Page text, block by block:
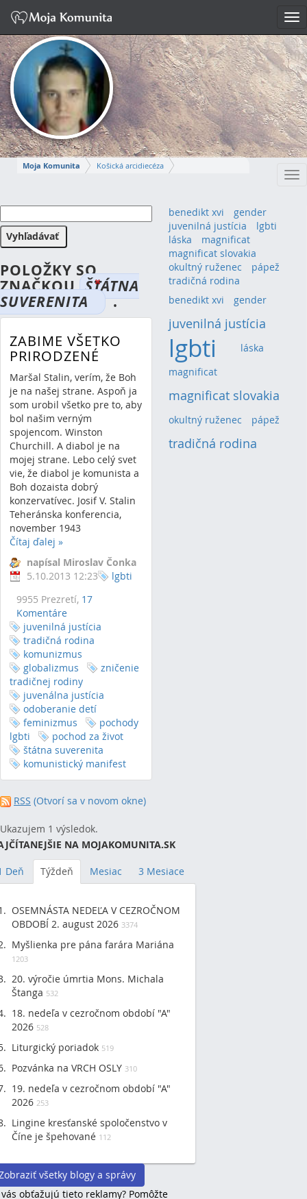
Moja Komunita
Košická arcidiecéza
MIROSLAV
Napísať správu
POLOŽKY SO
ZNAČKOU ŠTÁTNA
SUVERENITA .
ZABIME VŠETKO
PRIRODZENÉ
Maršal Stalin, verím, že Boh
je na našej strane. Aspoň ja
som urobil všetko pre to, aby
bol našim verným
spojencom. Winston
Churchill. A diabol je na
mojej strane. Lebo celý svet
vie, že diabol je komunista a
Boh dozaista dobrý
konzervatívec. Josif V. Stalin
Teheránska konferencia,
november 1943
Čítaj ďalej »
napísal Miroslav Čonka
5.10.2013 12:23
9955 Prezretí, 17
Komentáre
lgbti
juvenilná justícia
tradičná rodina
komunizmus
globalizmus
zničenie
tradičnej rodiny
juvenálna justícia
odoberanie detí
feminizmus
pochody
lgbti
pochod za život
štátna suverenita
komunistický manifest
RSS (Otvorí sa v novom okne)
Ukazujem 1 výsledok.
benedikt xvi
gender
juvenilná justícia
lgbti
láska
magnificat
magnificat slovakia
okultný ruženec
pápež
tradičná rodina
benedikt xvi (1)gender
juvenilná justícia
lgbti (4)láska
magnificat
magnificat slovakia
okultný ruženec (1)pápež
tradičná rodina
NA MOJAKOMUNITA.SK
Deň Týždeň Mesiac 3 Mesiace
OSEMNÁSTA NEDEĽA V CEZROČNOM
OBDOBÍ 2. august 2026 3374
Myšlienka pre pána farára Mariána
1203
20. výročie úmrtia Mons. Michala
Štanga 532
18. nedeľa v cezročnom období "A"
2026 528
Liturgický poriadok 519
Pozvánka na VRCH OSLY 310
19. nedeľa v cezročnom období "A"
2026 253
Lingine kresťanské spoločenstvo v
Číne je špehované 112
všetky blogy a správy
obťažujú tieto reklamy? Pomôžte